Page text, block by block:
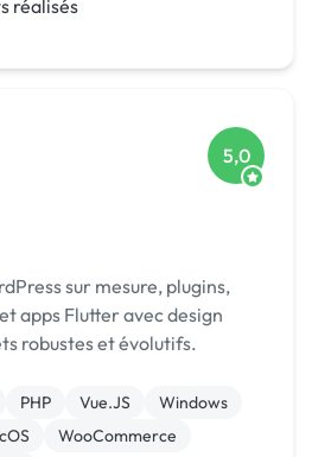
réalisés
5,0
sur mesure, plugins,
apps Flutter avec design
robustes et évolutifs.
PHP Vue.JS
Windows
WooCommerce